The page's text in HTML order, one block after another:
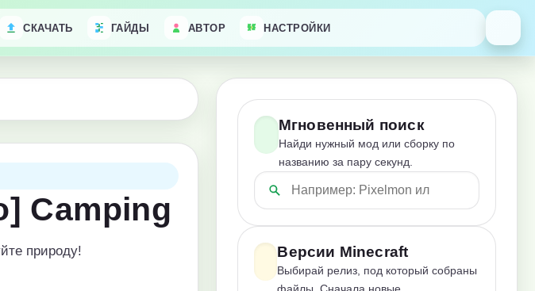
СКАЧАТЬ ГАЙДЫ АВТОР НАСТРОЙКИ
Camping
природу!
Мгновенный поиск
Найди нужный мод или сборку по
названию за пару секунд.
Версии Minecraft
Выбирай релиз, под который собраны